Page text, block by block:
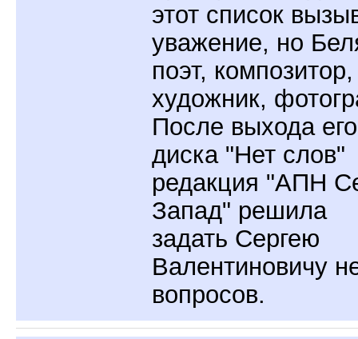
этот список
уважение, но
поэт, композитор,
художник,
После выхода
диска "Нет слов"
редакция "АПН
Запад" решила
задать Сергею
Валентиновичу
вопросов.